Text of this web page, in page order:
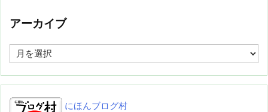
アーカイブ
ア
ー
イ
ブ
にほんブログ村